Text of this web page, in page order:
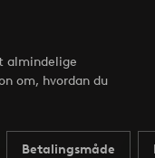
almindelige
om, hvordan du
Betalingsmåde